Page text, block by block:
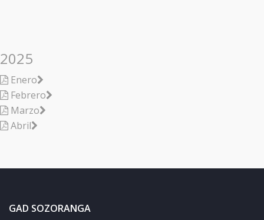
2025
Enero
Febrero
Marzo
Abril
GAD SOZORANGA